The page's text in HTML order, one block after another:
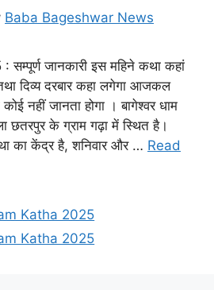
Baba Bageshwar News
सम्पूर्ण जानकारी इस महिने कथा कहां
दिव्य दरबार कहा लगेगा आजकल
नहीं जानता होगा । बागेश्वर धाम
छतरपुर के ग्राम गढ़ा में स्थित है।
का केंद्र है, शनिवार और … Read
Katha 2025
Katha 2025